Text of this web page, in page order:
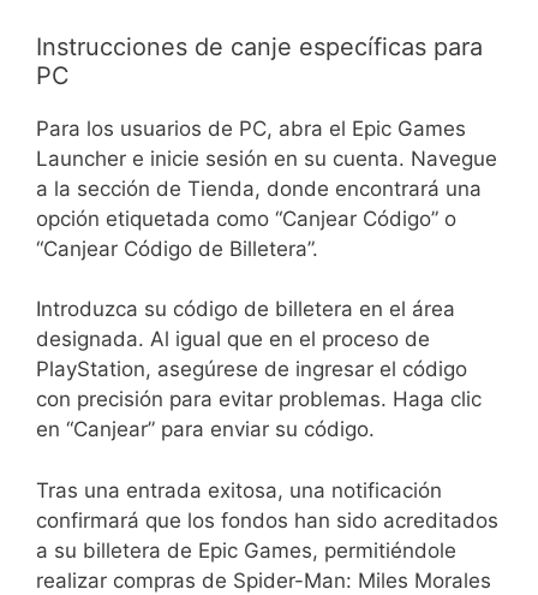
Instrucciones de canje específicas para
PC
Para los usuarios de PC, abra el Epic Games
Launcher e inicie sesión en su cuenta. Navegue
a la sección de Tienda, donde encontrará una
opción etiquetada como “Canjear Código” o
“Canjear Código de Billetera”.
Introduzca su código de billetera en el área
designada. Al igual que en el proceso de
PlayStation, asegúrese de ingresar el código
con precisión para evitar problemas. Haga clic
en “Canjear” para enviar su código.
Tras una entrada exitosa, una notificación
confirmará que los fondos han sido acreditados
a su billetera de Epic Games, permitiéndole
realizar compras de Spider-Man: Miles Morales